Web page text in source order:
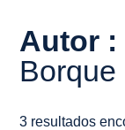
Autor :
Borque
3 resultados